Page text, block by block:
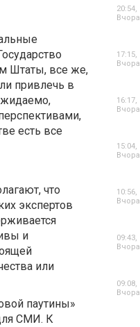
Штаты, все же,
привлечь в
есть все
что
экспертов
и
или
паутины»
СМИ. К
20:54,
Вчора
17:15,
Вчора
16:17,
Вчора
15:04,
Вчора
10:56,
Вчора
09:43,
Вчора
09:08,
Вчора